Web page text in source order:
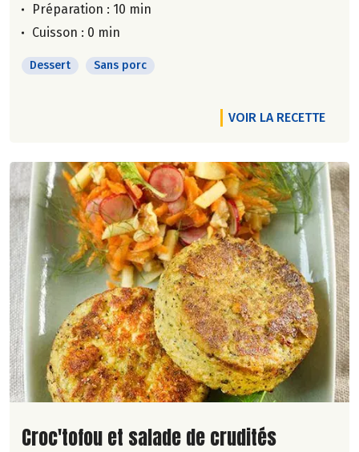
Préparation : 10 min
Cuisson : 0 min
Dessert Sans porc
VOIR LA RECETTE
Lire la suite de la recette
Croc'tofou et salade de crudités